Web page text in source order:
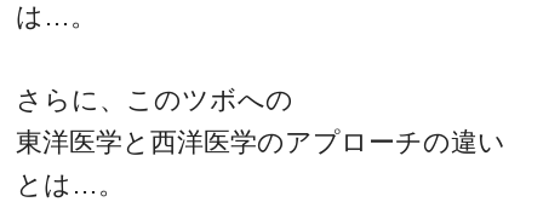
は…。
さらに、このツボへの
東洋医学と西洋医学のアプローチの違い
とは…。